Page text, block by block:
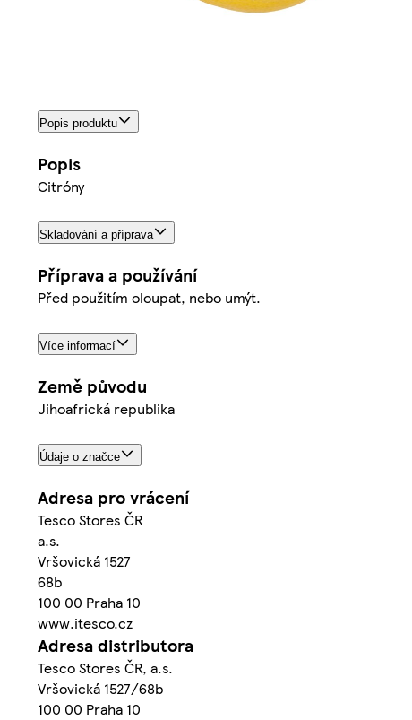
Popis produktu
Popis
Citróny
Skladování a příprava
Příprava a používání
Před použitím oloupat, nebo umýt.
Více informací
Země původu
Jihoafrická republika
Údaje o značce
Adresa pro vrácení
Tesco Stores ČR
a.s.
Vršovická 1527
68b
100 00 Praha 10
www.itesco.cz
Adresa distributora
Tesco Stores ČR, a.s.
Vršovická 1527/68b
100 00 Praha 10